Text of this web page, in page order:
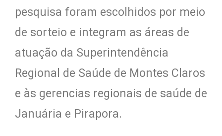
pesquisa foram escolhidos por meio
de sorteio e integram as áreas de
atuação da Superintendência
Regional de Saúde de Montes Claros
e às gerencias regionais de saúde de
Januária e Pirapora.